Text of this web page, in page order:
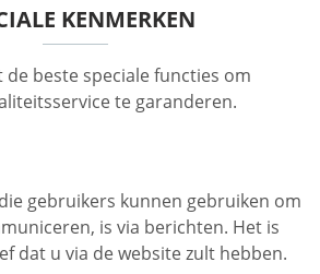
KENMERKEN
de beste speciale functies om
te garanderen.
gebruikers kunnen gebruiken om
is via berichten. Het is
dat u via de website zult hebben.